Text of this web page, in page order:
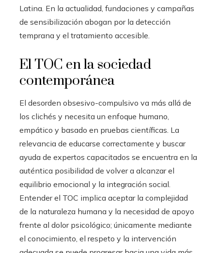
Latina. En la actualidad, fundaciones y campañas
de sensibilización abogan por la detección
temprana y el tratamiento accesible.
El TOC en la sociedad
contemporánea
El desorden obsesivo-compulsivo va más allá de
los clichés y necesita un enfoque humano,
empático y basado en pruebas científicas. La
relevancia de educarse correctamente y buscar
ayuda de expertos capacitados se encuentra en la
auténtica posibilidad de volver a alcanzar el
equilibrio emocional y la integración social.
Entender el TOC implica aceptar la complejidad
de la naturaleza humana y la necesidad de apoyo
frente al dolor psicológico; únicamente mediante
el conocimiento, el respeto y la intervención